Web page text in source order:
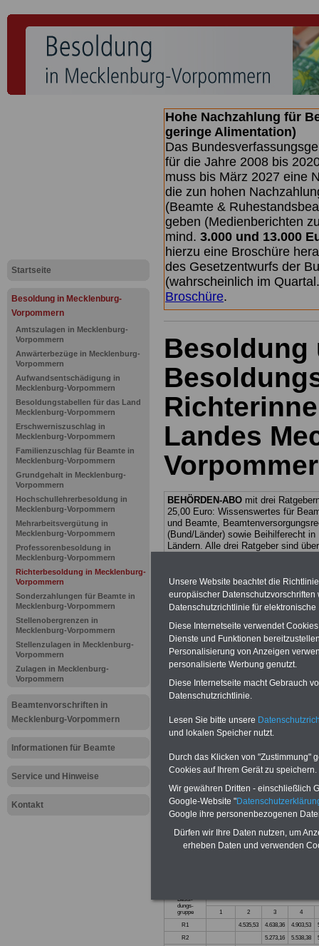
Startseite
Besoldung in Mecklenburg-
Vorpommern
Amtszulagen in Mecklenburg-
Vorpommern
Anwärterbezüge in Mecklenburg-
Vorpommern
Aufwandsentschädigung in
Mecklenburg-Vorpommern
Besoldungstabellen für das Land
Mecklenburg-Vorpommern
Erschwerniszuschlag in
Mecklenburg-Vorpommern
Familienzuschlag für Beamte in
Mecklenburg-Vorpommern
Grundgehalt in Mecklenburg-
Vorpommern
Hochschullehrerbesoldung in
Mecklenburg-Vorpommern
Mehrarbeitsvergütung in
Mecklenburg-Vorpommern
Professorenbesoldung in
Mecklenburg-Vorpommern
Richterbesoldung in Mecklenburg-
Vorpommern
Sonderzahlungen für Beamte in
Mecklenburg-Vorpommern
Stellenobergrenzen in
Mecklenburg-Vorpommern
Stellenzulagen in Mecklenburg-
Vorpommern
Zulagen in Mecklenburg-
Vorpommern
Beamtenvorschriften in
Mecklenburg-Vorpommern
Informationen für Beamte
Service und Hinweise
Kontakt
Hohe Nachzahlung für
geringe Alimentation)
Das
für die Jahre 2008 bis
muss bis März 2027 eine
die zun hohen
(Beamte &
geben (Medienberichten
mind. 3.000 und 13.000
hierzu eine Broschüre
des Gesetzentwurfs der
(wahrscheinlich im
Broschüre.
Besoldung
Landes
BEHÖRDEN-ABO mit drei
25,00 Euro: Wissenswertes für
und Beamte,
(Bund/Länder) sowie Beihilferecht in
Ländern. Alle drei Ratgeber sind
geeigenet fürBeschäftigte (Beamte
Tarifkräfte) von Mecklenburg-
Vorpommern)..DasBEHÖRDEN-
ACHTUNG Neue Broschüre zum
Teilweise fünfstellige
Beamtinnen & Beamte in Bund und
durch Neuordnung der
Alimentation
>>>zur
Besol-
dungs-
gruppe
1 2 3
4
R1
4.535,53 4.638,36 4.903,53
R2
5.273,16 5.538,38
Unsere Website beachtet die
europäischer
Datenschutzrichtlinie für
Diese Internetseite verwendet
Dienste und Funktionen
Personalisierung von Anzeigen
personalisierte Werbung genutzt.
Diese Internetseite macht Gebrauch
Datenschutzrichtlinie.
Lesen Sie bitte unsere
und lokalen Speicher nutzt.
Durch das Klicken von "Zustimmung"
Cookies auf Ihrem Gerät zu speichern.
Wir gewähren Dritten - einschließlich
Google-Website "
Google ihre personenbezogenen
Dürfen wir Ihre Daten nutzen, um
erheben Daten und verwenden